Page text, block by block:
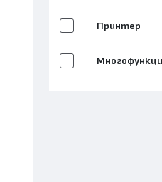
Принтер